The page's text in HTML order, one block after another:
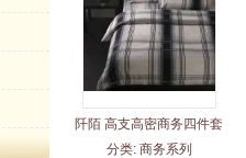
阡陌 高支高密商务四件套
分类: 商务系列